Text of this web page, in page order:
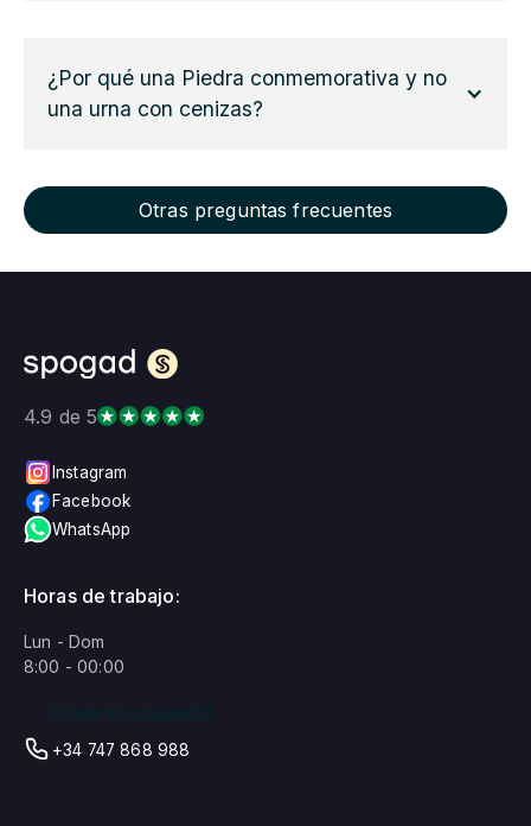
cantidad de las Piedras conmemorativas.
Muchas familias optan por compartirlas entre
¿Por qué una Piedra conmemorativa y no
una urna con cenizas?
tradicional no proporciona la cercanía ni la
conexión personal que desean mantener con
exhibir o esparcir de una manera significativa.
La Piedra conmemorativa, por otro lado,
ofrece una forma más personal y digna de
preservar los recuerdos: una forma compacta
y hermosa que es fácil de conservar o llevar
contigo.
Otras preguntas frecuentes
4.9 de 5
Instagram
Facebook
WhatsApp
Horas de trabajo:
Lun - Dom
8:00 - 00:00
+34 747 868 988